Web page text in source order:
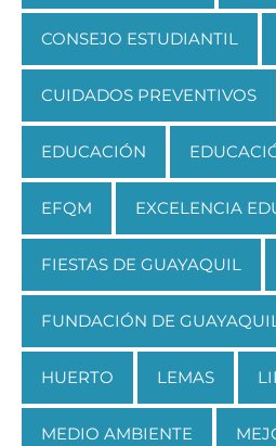
CONSEJO ESTUDIANTIL
CUIDADOS PREVENTIVOS
EDUCACIÓN
EFQM EXCELENCIA
FIESTAS DE GUAYAQUIL
FUNDACIÓN DE
HUERTO LEMAS
MEDIO AMBIENTE